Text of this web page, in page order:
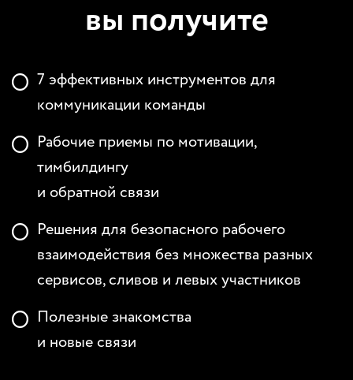
вы получите
7 эффективных инструментов для
коммуникации команды
Рабочие приемы по мотивации,
тимбилдингу
и обратной связи
Решения для безопасного рабочего
взаимодействия без множества разных
сервисов, сливов и левых участников
Полезные знакомства
и новые связи